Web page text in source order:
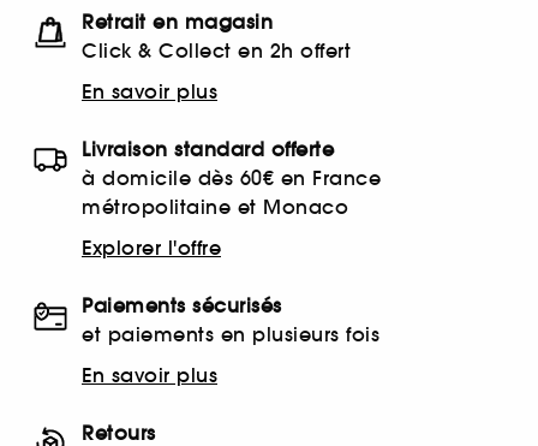
Retrait en magasin
Click & Collect en 2h offert
En savoir plus
Livraison standard offerte
à domicile dès 60€ en France
métropolitaine et Monaco
Explorer l'offre
Paiements sécurisés
et paiements en plusieurs fois
En savoir plus
Retours